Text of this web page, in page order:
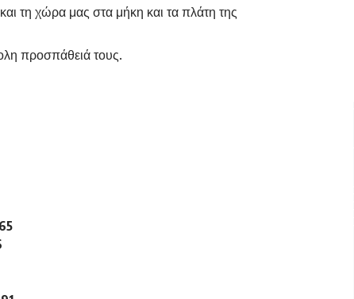
τη χώρα μας στα μήκη και τα πλάτη της
προσπάθειά τους.